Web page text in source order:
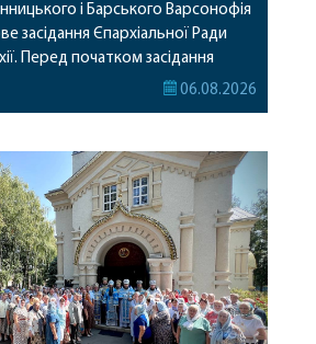
і Барського Варсонофія
засідання Єпархіальної Ради
Перед початком засідання
Ради від імені членів Ради
здоров’я, Божої
радості та
у подальшому
служінні. […]
06.08.2026